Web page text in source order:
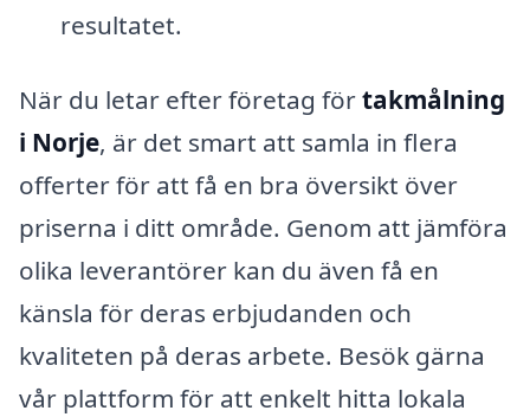
resultatet.
När du letar efter företag förtakmålning
i Norje, är det smart att samla in flera
offerter för att få en bra översikt över
priserna i ditt område. Genom att jämföra
olika leverantörer kan du även få en
känsla för deras erbjudanden och
kvaliteten på deras arbete. Besök gärna
vår plattform för att enkelt hitta lokala